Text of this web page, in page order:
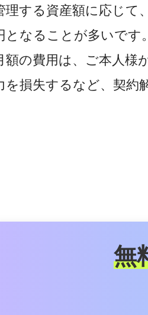
理する資産額に応じて
となることが多いです。
額の費用は、ご本人様
を損失するなど、契約
無